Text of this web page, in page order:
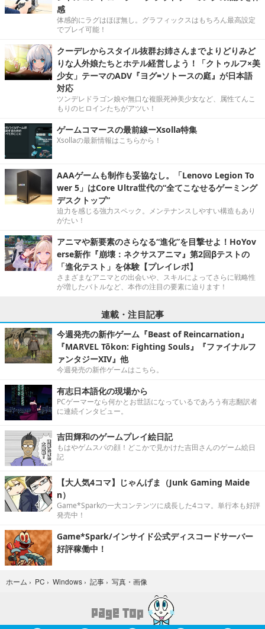
感
体感的にラグはほぼ無し。グラフィックスはもちろん最高設定
でプレイ可能！
クーデレからスタイル抜群お姉さんまでよりどりみど
りな人外娘たちとホテル経営しよう！「クトゥルフ×美
少女」テーマのADV『ヨグ=ソトースの庭』が日本語
対応
ツンデレドラゴン娘や無口な複眼死神美少女など、属性てんこ
もりのヒロインたちがアツい！
ゲームコマースの最前線ーXsolla特集
Xsollaの最新情報はこちらから！
AAAゲームも制作も妥協なし。「Lenovo Legion To
wer 5」はCore Ultra世代の“全てこなせるゲーミング
デスクトップ”
迫力を感じる強力スペック。メンテナンスしやすい構造もあり
がたい！
アニマや新要素のさらなる“進化”を目撃せよ！HoYov
erse新作『崩壊：ネクサスアニマ』第2回βテストの
「進化テスト」を体験【プレイレポ】
さまざまなアニマとの出会いや、スキルによってさらに戦略性
が増したバトルなど、本作の注目の要素に迫ります！
連載・注目記事
今週発売の新作ゲーム『Beast of Reincarnation』
『MARVEL Tōkon: Fighting Souls』『ファイナルフ
ァンタジーXIV』他
今週発売の新作ゲームはこちら。
有志日本語化の現場から
PCゲーマーなら何かとお世話になっているであろう有志翻訳者
に連続インタビュー。
吉田輝和のゲームプレイ絵日記
もはやゲムスパの顔！どこかで見かけた吉田さんのゲーム絵日
記
【大人気4コマ】じゃんげま（Junk Gaming Maide
n）
Game*Sparkの一大コンテンツに成長した4コマ。単行本も好評
発売中！
Game*Spark/インサイド公式ディスコードサーバー
好評稼働中！
ホーム › PC › Windows › 記事 › 写真・画像